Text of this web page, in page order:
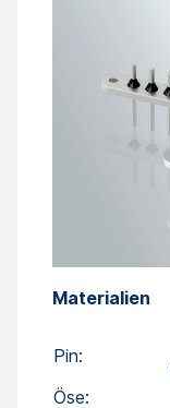
Materialien
Pin:
Öse: